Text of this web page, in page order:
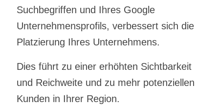
Suchbegriffen und Ihres Google
Unternehmensprofils, verbessert sich die
Platzierung Ihres Unternehmens.
Dies führt zu einer erhöhten Sichtbarkeit
und Reichweite und zu mehr potenziellen
Kunden in Ihrer Region.